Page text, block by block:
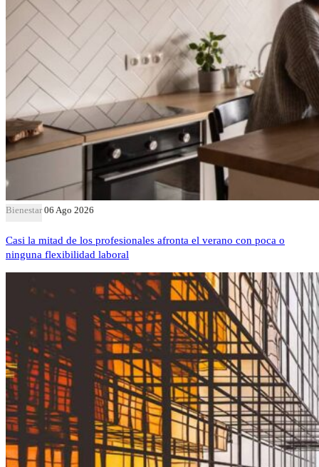
Bienestar 06 Ago 2026
Casi la mitad de los profesionales afronta el verano con poca o
ninguna flexibilidad laboral